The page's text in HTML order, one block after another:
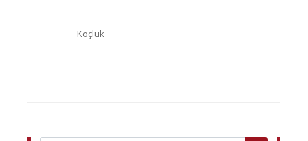
Koçluk